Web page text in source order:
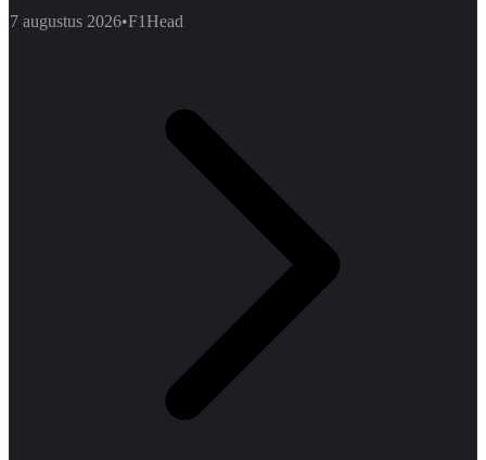
7 augustus 2026•F1Head